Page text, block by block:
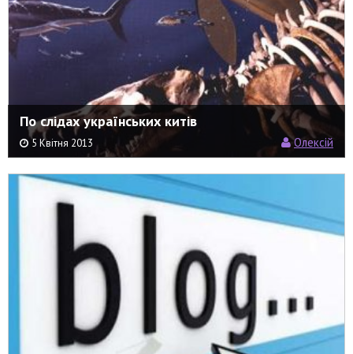
По слідах українських китів
5 Квітня 2013 Олексій